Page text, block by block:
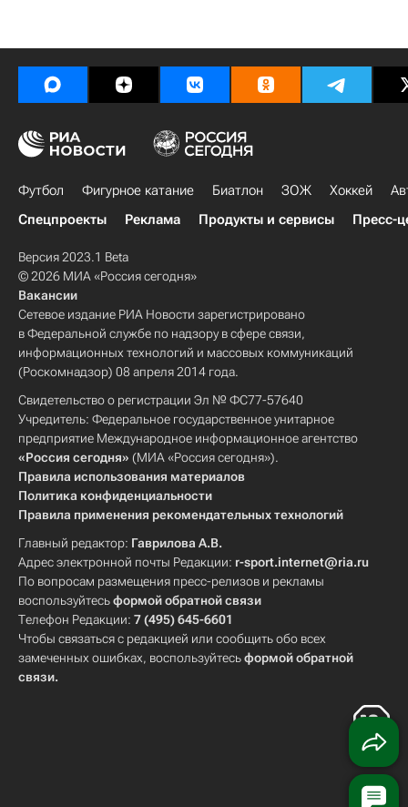
Футбол Фигурное катание Биатлон ЗОЖ Хоккей
Спецпроекты
Реклама Продукты и сервисы Пресс-
Версия 2023.1 Beta
© 2026 МИА «Россия сегодня»
Вакансии
Сетевое издание РИА Новости зарегистрировано
в Федеральной службе по надзору в сфере связи,
информационных технологий и массовых коммуникаций
(Роскомнадзор) 08 апреля 2014 года.
Свидетельство о регистрации Эл № ФС77-57640
Учредитель: Федеральное государственное унитарное
предприятие Международное информационное агентство
«Россия сегодня» (МИА «Россия сегодня»).
Правила использования материалов
Политика конфиденциальности
Правила применения рекомендательных технологий
Главный редактор: Гаврилова А.В.
Адрес электронной почты Редакции: r-sport.internet@ria.ru
По вопросам размещения пресс-релизов и рекламы
воспользуйтесьформой обратной связи
Телефон Редакции: 7 (495) 645-6601
Чтобы связаться с редакцией или сообщить обо всех
замеченных ошибках, воспользуйтесьформой обратной
связи.